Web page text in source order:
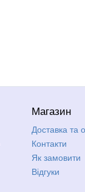
Магазин
Доставка та
Контакти
Як замовити
Відгуки